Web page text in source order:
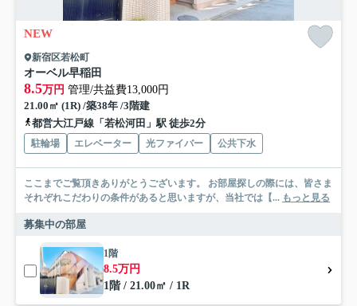
NEW
新宿区若松町
オーベル早稲田
8.5万円 管理/共益費13,000円
21.00㎡ (1R) /築38年 /3階建
都営大江戸線「若松河田」駅 徒歩2分
駐輪場 エレベーター 光ファイバー 公共下水
ここまでご覧頂きありがとうございます。 お部屋探しの際には、皆さま
それぞれこだわりの条件があると思いますが、当社では【... もっと見る
募集中の部屋
1階
8.5万円
1階 / 21.00㎡ / 1R